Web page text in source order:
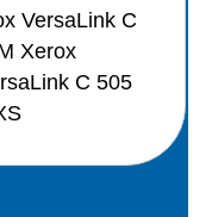
VersaLink C
Xerox
C 505